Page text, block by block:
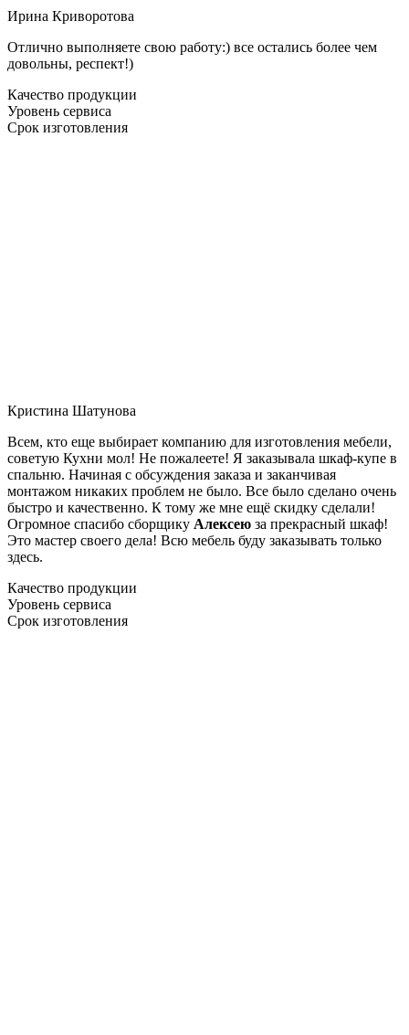
Ирина Криворотова
Отлично выполняете свою работу:) все остались более чем
довольны, респект!)
Качество продукции
Уровень сервиса
Срок изготовления
Кристина Шатунова
Всем, кто еще выбирает компанию для изготовления мебели,
советую Кухни мол! Не пожалеете! Я заказывала шкаф-купе в
спальню. Начиная с обсуждения заказа и заканчивая
монтажом никаких проблем не было. Все было сделано очень
быстро и качественно. К тому же мне ещё скидку сделали!
Огромное спасибо сборщику Алексею за прекрасный шкаф!
Это мастер своего дела! Всю мебель буду заказывать только
здесь.
Качество продукции
Уровень сервиса
Срок изготовления